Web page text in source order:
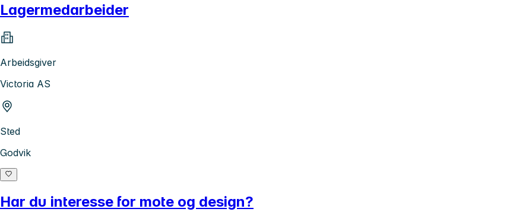
Lagermedarbeider
Arbeidsgiver
Victoria AS
Sted
Godvik
Har du interesse for mote og design?